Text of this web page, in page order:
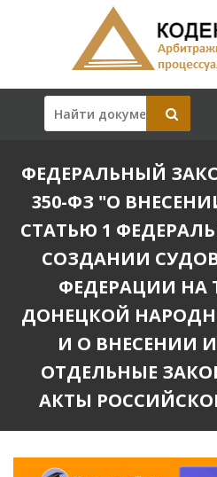
ФЕДЕРАЛЬНЫЙ
350-ФЗ "О
СТАТЬЮ 1
СОЗДАНИИ
ФЕДЕРАЦИИ НА
ДОНЕЦКОЙ
И О ВНЕСЕНИИ
ОТДЕЛЬНЫЕ
АКТЫ